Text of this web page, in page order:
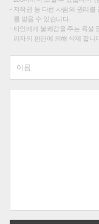
저작권 등 다른 사람의 권리를
를 받을 수 있습니다.
타인에게 불쾌감을 주는 욕설
리자의 판단에 의해 삭제 합니